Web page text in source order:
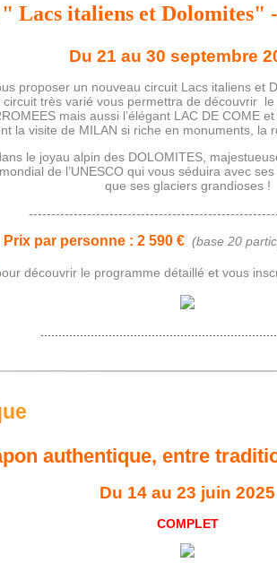
Lacs italiens et Dolomites" -
Du 21 au 30 septembre
proposer un nouveau circuit Lacs italiens
très varié vous permettra de découvrir
mais aussi l’élégant LAC DE COME
la visite de MILAN si riche en monuments, la
le joyau alpin des DOLOMITES,
de l’UNESCO qui vous séduira avec
que ses glaciers grandioses !
Prix par personne : 2 590 € (base 20
découvrir le programme détaillé et vous
authentique, entre
Du 14 au 23 juin 2025
COMPLET